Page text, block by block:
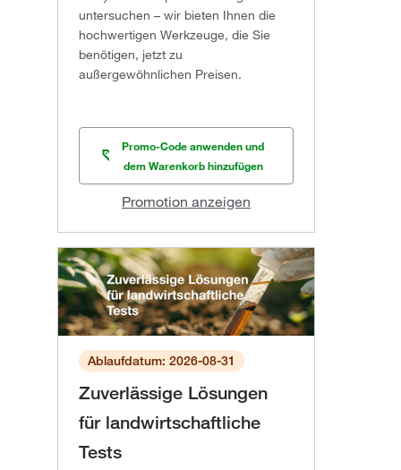
untersuchen – wir bieten Ihnen die
hochwertigen Werkzeuge, die Sie
benötigen, jetzt zu
außergewöhnlichen Preisen.
Promo-Code anwenden und
dem Warenkorb hinzufügen
Promotion anzeigen
Ablaufdatum: 2026-08-31
Zuverlässige Lösungen
für landwirtschaftliche
Tests